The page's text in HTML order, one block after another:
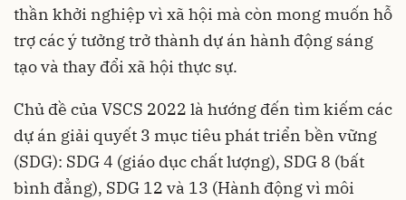
thần khởi nghiệp vì xã hội mà còn mong muốn hỗ
trợ các ý tưởng trở thành dự án hành động sáng
tạo và thay đổi xã hội thực sự.
Chủ đề của VSCS 2022 là hướng đến tìm kiếm các
dự án giải quyết 3 mục tiêu phát triển bền vững
(SDG): SDG 4 (giáo dục chất lượng), SDG 8 (bất
bình đẳng), SDG 12 và 13 (Hành động vì môi